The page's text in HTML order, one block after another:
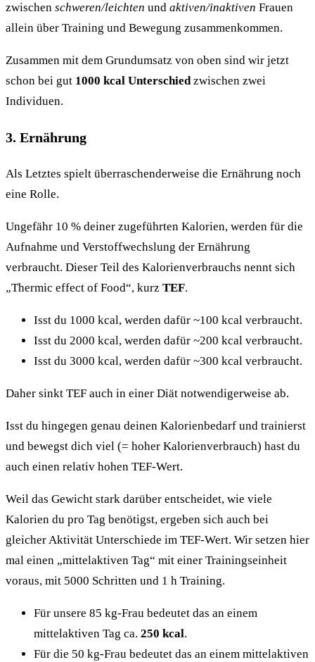
zwischen schweren/leichten und aktiven/inaktiven Frauen
allein über Training und Bewegung zusammenkommen.
Zusammen mit dem Grundumsatz von oben sind wir jetzt
schon bei gut 1000 kcal Unterschiedzwischen zwei
Individuen.
3. Ernährung
Als Letztes spielt überraschenderweise die Ernährung noch
eine Rolle.
Ungefähr 10 % deiner zugeführten Kalorien, werden für die
Aufnahme und Verstoffwechslung der Ernährung
verbraucht. Dieser Teil des Kalorienverbrauchs nennt sich
„Thermic effect of Food“, kurz TEF.
Isst du 1000 kcal, werden dafür ~100 kcal verbraucht.
Isst du 2000 kcal, werden dafür ~200 kcal verbraucht.
Isst du 3000 kcal, werden dafür ~300 kcal verbraucht.
Daher sinkt TEF auch in einer Diät notwendigerweise ab.
Isst du hingegen genau deinen Kalorienbedarf und trainierst
und bewegst dich viel (= hoher Kalorienverbrauch) hast du
auch einen relativ hohen TEF-Wert.
Weil das Gewicht stark darüber entscheidet, wie viele
Kalorien du pro Tag benötigst, ergeben sich auch bei
gleicher Aktivität Unterschiede im TEF-Wert. Wir setzen hier
mal einen „mittelaktiven Tag“ mit einer Trainingseinheit
voraus, mit 5000 Schritten und 1 h Training.
Für unsere 85 kg-Frau bedeutet das an einem
mittelaktiven Tag ca. 250 kcal.
Für die 50 kg-Frau bedeutet das an einem mittelaktiven